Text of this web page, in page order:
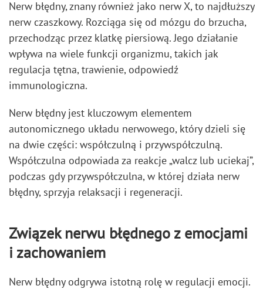
Nerw błędny, znany również jako nerw X, to najdłuższy
nerw czaszkowy. Rozciąga się od mózgu do brzucha,
przechodząc przez klatkę piersiową. Jego działanie
wpływa na wiele funkcji organizmu, takich jak
regulacja tętna, trawienie, odpowiedź
immunologiczna.
Nerw błędny jest kluczowym elementem
autonomicznego układu nerwowego, który dzieli się
na dwie części: współczulną i przywspółczulną.
Współczulna odpowiada za reakcje „walcz lub uciekaj”,
podczas gdy przywspółczulna, w której działa nerw
błędny, sprzyja relaksacji i regeneracji.
Związek nerwu błędnego z emocjami
i zachowaniem
Nerw błędny odgrywa istotną rolę w regulacji emocji.